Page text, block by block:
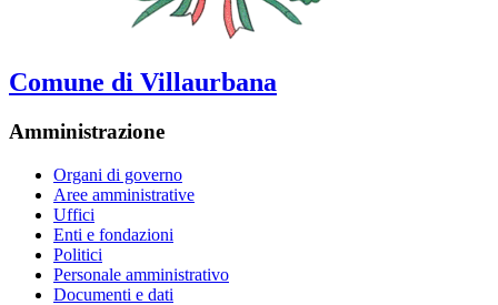
Comune di Villaurbana
Amministrazione
Organi di governo
Aree amministrative
Uffici
Enti e fondazioni
Politici
Personale amministrativo
Documenti e dati